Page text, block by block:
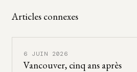
Articles connexes
6 JUIN 2026
Vancouver, cinq ans après